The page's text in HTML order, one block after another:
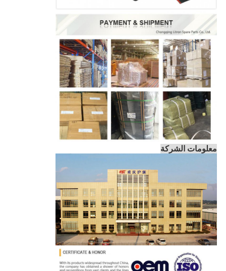
معلومات الشركة